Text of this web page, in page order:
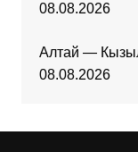
08.08.2026
Алтай —
08.08.2026